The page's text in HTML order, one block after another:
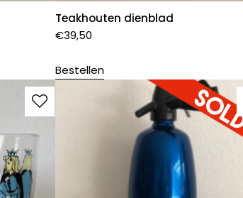
Teakhouten dienblad
€39,50
Bestellen